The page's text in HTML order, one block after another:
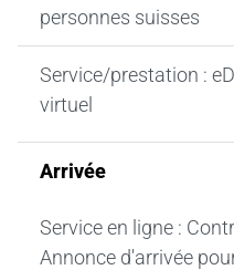
personnes suisses
Service/prestation :
virtuel
Arrivée
Service en ligne :
Annonce d'arrivée